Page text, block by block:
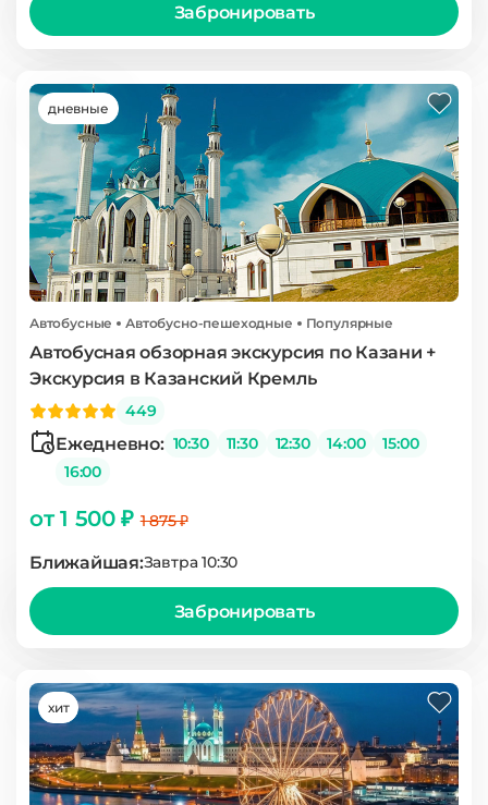
Забронировать
дневные
Автобусные Автобусно-пешеходные Популярные
Автобусная обзорная экскурсия по Казани +
Экскурсия в Казанский Кремль
449
Ежедневно: 10:30 11:30 12:30 14:00
15:00
16:00
от 1 500 ₽1 875 ₽
Ближайшая:Завтра 10:30
Забронировать
хит